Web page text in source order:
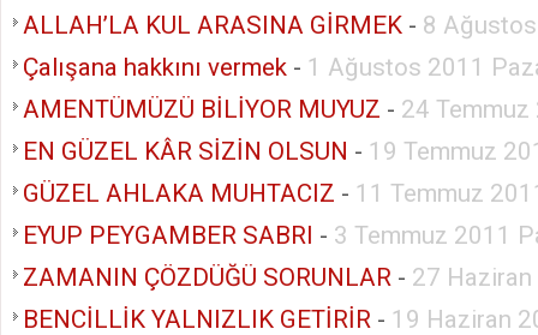
ALLAH’LA KUL ARASINA GİRMEK - 8
Çalışana hakkını vermek - 1 Ağustos 2011
AMENTÜMÜZÜ BİLİYOR MUYUZ - 24
EN GÜZEL KÂR SİZİN OLSUN - 19 Temmuz
GÜZEL AHLAKA MUHTACIZ - 11 Temmuz
EYUP PEYGAMBER SABRI - 3 Temmuz 2011
ZAMANIN ÇÖZDÜĞÜ SORUNLAR - 27
BENCİLLİK YALNIZLIK GETİRİR - 19 Haziran